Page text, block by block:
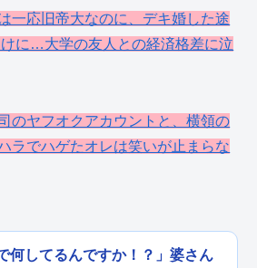
一応旧帝大なのに、デキ婚した途
に…大学の友人との経済格差に泣
のヤフオクアカウントと、横領の
ラでハゲたオレは笑いが止まらな
何してるんですか！？」婆さん